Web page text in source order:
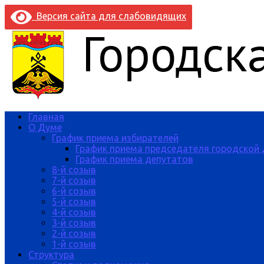
Версия сайта для слабовидящих
Главная
О Думе
График приема избирателей
График приема председателя
График приема депутатов
8-й созыв
7-й созыв
6-й созыв
5-й созыв
4-й созыв
3-й созыв
2-й созыв
1-й созыв
Структура